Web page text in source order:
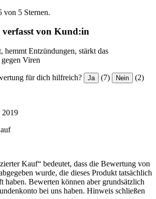
von 5 Sternen.
verfasst von Kund:in
hemmt Entzündungen, stärkt das
Viren
für dich hilfreich? Ja (7) Nein (2)
2019
Kauf“ bedeutet, dass die Bewertung von
wurde, die dieses Produkt tatsächlich
haben. Bewerten können aber grundsätzlich
bei uns haben. Hinweis schließen